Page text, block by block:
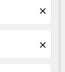
close
close